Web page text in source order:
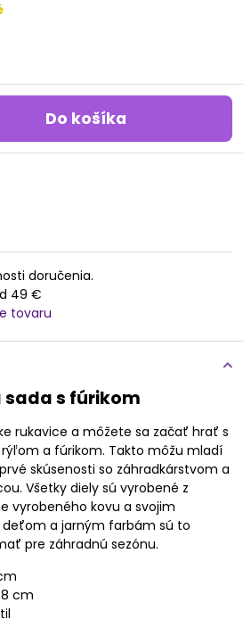
Do košíka
doručenia.
49 €
tovaru
s fúrikom
rukavice a môžete sa začať hrať s
a fúrikom. Takto môžu mladí
skúsenosti so záhradkárstvom a
Všetky diely sú vyrobené z
vyrobeného kovu a svojim
a jarným farbám sú to
pre záhradnú sezónu.
8 cm